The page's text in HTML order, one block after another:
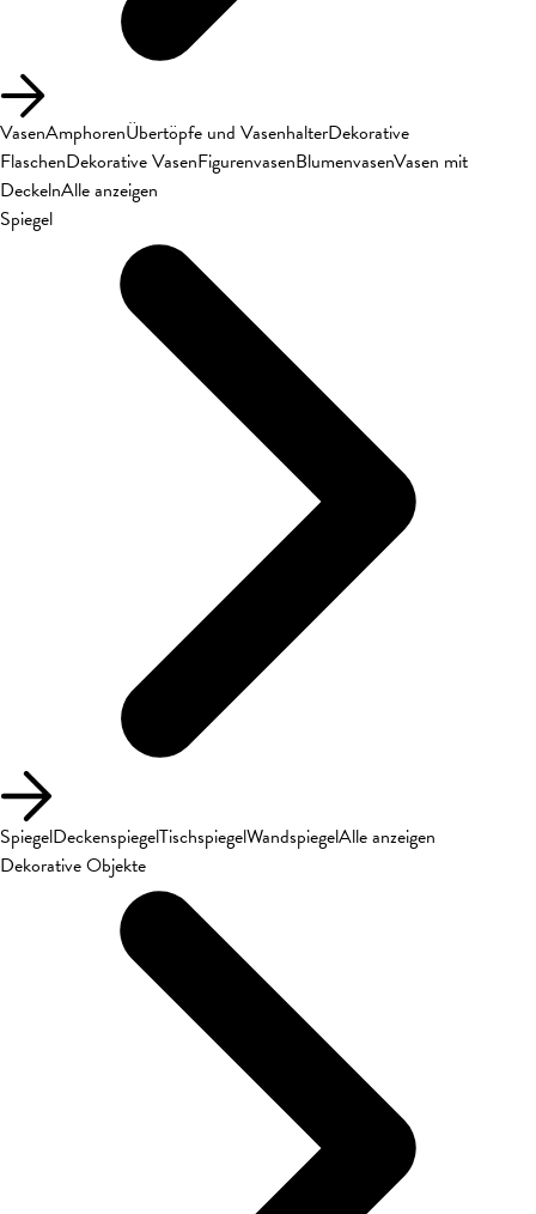
VasenAmphorenÜbertöpfe und VasenhalterDekorative
FlaschenDekorative VasenFigurenvasenBlumenvasenVasen mit
DeckelnAlle anzeigen
Spiegel
SpiegelDeckenspiegelTischspiegelWandspiegelAlle anzeigen
Dekorative Objekte